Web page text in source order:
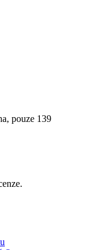
pouze 139